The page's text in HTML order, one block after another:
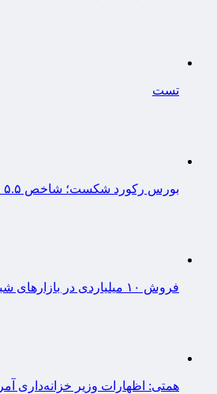
تست
بورس رکورد شکست؛ شاخص ۵.۵ میلیونی شد
فروش ۱۰ میلیاردی در بازارهای شبانه‌روزی صنایع
همتی: اظهارات وزیر خزانه‌داری